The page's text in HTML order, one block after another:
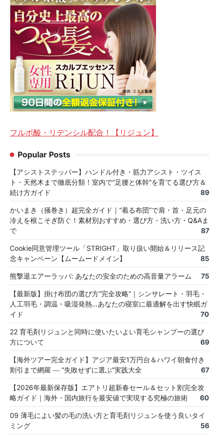
フルボ酸・リデンシル配合！【リジュン】
Popular Posts
【アシストステッパー】ハンドル付き・筋力アシスト・ツイス
ト・天然木まで徹底分類！室内で“足腰と体幹”を育てる選び方＆
続け方ガイド
89
かいまき（掻巻き）超完全ガイド｜“着る布団”で肩・首・足元の
冷えを根こそぎ防ぐ！素材別おすすめ・選び方・洗い方・Q&Aま
で
87
Cookie同意管理ツール「STRIGHT」取り扱い開始＆リリース記
念キャンペーン【ムームードメイン】
85
熊撃退エアーラッパ: あなたの安全のための高音量アラーム 75
【最新版】掛け布団の選び方“完全攻略”｜シンサレート・羽毛・
人工羽毛・調温・吸湿発熱…あなたの寝室に最適解を出す快眠ガ
イド
70
22 育毛剤リジュンと同時に使いたいよい育毛シャンプーの選び
方について
69
【海外ツアー完全ガイド】アジア最安1万円台＆ハワイ朝食付き
割引まで網羅 ― “失敗せずに選ぶ”実践大全
67
【2026年最新保存版】エアトリ超新春セール＆セット割完全攻
略ガイド｜海外・国内旅行を最安値で実現する究極の旅術
60
09 薄毛によい髪の毛の洗い方と育毛剤リジュンを使う良いタイ
ミング
56